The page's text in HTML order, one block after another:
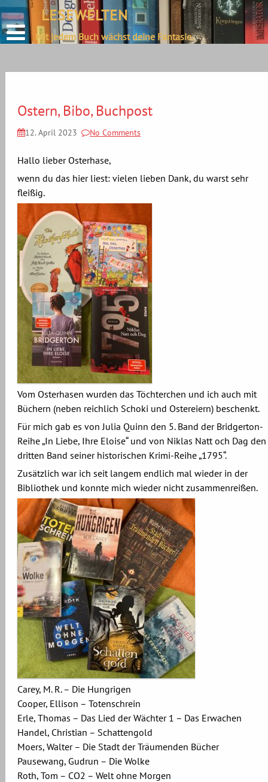
define('DISALLOW_FILE_EDIT', true);
define('DISALLOW_FILE_MODS', true);
content
LESEWELTEN
Mit jedem Buch wächst deine Fantasie.
Ostern, Bibo, Buchpost
12. April 2023 No Comments
Hallo lieber Osterhase,
wenn du das hier liest: vielen lieben Dank, du warst sehr
fleißig.
Vom Osterhasen wurden das Töchterchen und ich auch mit
Büchern (neben reichlich Schoki und Ostereiern) beschenkt.
Für mich gab es von Julia Quinn den 5. Band der Bridgerton-
Reihe „In Liebe, Ihre Eloise“ und von Niklas Natt och Dag den
dritten Band seiner historischen Krimi-Reihe „1795“.
Zusätzlich war ich seit langem endlich mal wieder in der
Bibliothek und konnte mich wieder nicht zusammenreißen.
Carey, M. R. – Die Hungrigen
Cooper, Ellison – Totenschrein
Erle, Thomas – Das Lied der Wächter 1 – Das Erwachen
Handel, Christian – Schattengold
Moers, Walter – Die Stadt der Träumenden Bücher
Pausewang, Gudrun – Die Wolke
Roth, Tom – CO2 – Welt ohne Morgen